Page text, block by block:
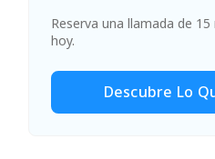
Reserva una llamada de
hoy.
Descubre Lo